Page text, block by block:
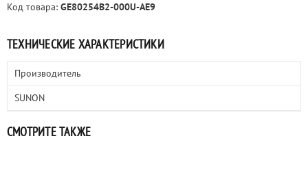
Код товара: GE80254B2-000U-AE9
ТЕХНИЧЕСКИЕ ХАРАКТЕРИСТИКИ
Производитель
SUNON
СМОТРИТЕ ТАКЖЕ